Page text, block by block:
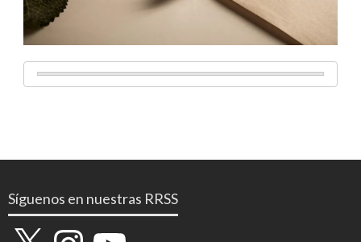
Síguenos en nuestras RRSS
X InstagramYouTube